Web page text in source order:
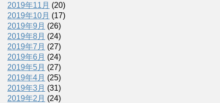
2019年11月 (20)
2019年10月 (17)
2019年9月 (26)
2019年8月 (24)
2019年7月 (27)
2019年6月 (24)
2019年5月 (27)
2019年4月 (25)
2019年3月 (31)
2019年2月 (24)